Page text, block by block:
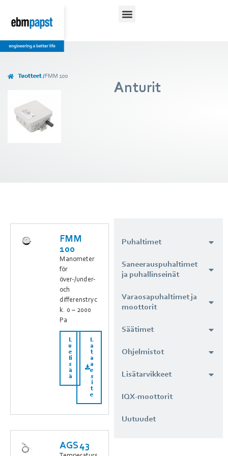
Tuotteet /FMM 100
Anturit
FMM
100
Manometer
för
över-/under-
och
differenstryc
k. 0 – 2000
Pa
L
u
e
li
s
ä
ä
L
a
t
a
a
e
s
i
t
e
AGS43
Puhaltimet
Saneerauspuhaltimet
ja puhallinseinät
Varaosapuhaltimet ja
moottorit
Säätimet
Ohjelmistot
Lisätarvikkeet
IQX-moottorit
Uutuudet